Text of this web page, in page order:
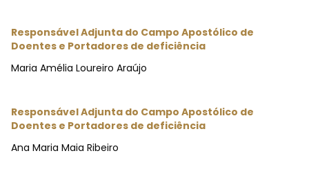
Responsável Adjunta do Campo Apostólico de
Doentes e Portadores de deficiência
Maria Amélia Loureiro Araújo
Responsável Adjunta do Campo Apostólico de
Doentes e Portadores de deficiência
Ana Maria Maia Ribeiro